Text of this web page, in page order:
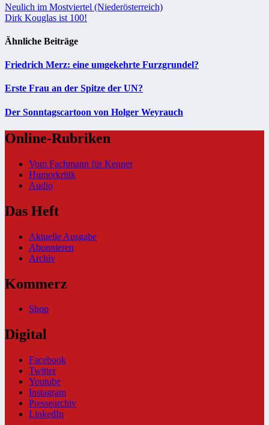
Beitragsnavigation
Neulich im Mostviertel (Niederösterreich)
Dirk Kouglas ist 100!
Ähnliche Beiträge
Friedrich Merz: eine umgekehrte Furzgrundel?
Erste Frau an der Spitze der UN?
Der Sonntagscartoon von Holger Weyrauch
Online-Rubriken
Vom Fachmann für Kenner
Humorkritik
Audio
Das Heft
Aktuelle Ausgabe
Abonnieren
Archiv
Kommerz
Shop
Digital
Facebook
Twitter
Youtube
Instagram
Pressearchiv
LinkedIn